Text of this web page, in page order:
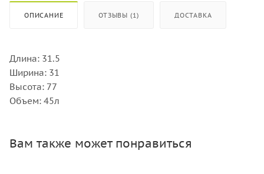
ОПИСАНИЕ ОТЗЫВЫ (1) ДОСТАВКА
Длина: 31.5
Ширина: 31
Высота: 77
Объем: 45л
Вам также может понравиться